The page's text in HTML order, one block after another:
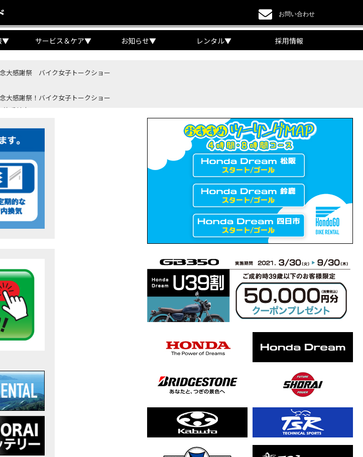
お問い合わせ
▼ サービス＆ケア▼ お知らせ▼ レンタル▼ 採用情報
大感謝祭 バイク女子トークショー
大感謝祭！バイク女子トークショー
約受付中！
な私が初めて性能を実感した【三重県】【Honda DREAM】
TSRを一緒に応援しましょう！
様のバイクで体感試走
思いますか？【ホンダ バイク】【Honda DREAM】【三重県】
ドレース 第47回大会「TSR応援席プレミアムチケット販売開始！」
せる洗車を教えてもらった【プロの裏ワザ】
Twinは女性ライダーでも快適か？四国ツーリング【X-ADVオーナー目線】
るバイクに試乗したんだけどなめてました・・【Rebel 1100 S Edition Dual Clutch Transmission】
ーションをスキップ 検索 作成 6 アバターの画像 三重県を巡る女性ライダーの4日間！ポケふた全制覇ツーリング Honda CB1000F
2026MIE BIKE FES開催 情報2
2026MIE BIKE FES開催 情報１
施中！
2026MIE BIKE FES開催
て乗れなかったあの憧れバイク、ついに乗ります！
県ツーリング！梅本まどかさん、MIISAさんと一日笑った【ポケふた】Honda
まどかさんと三重県ツーリング満喫しました！ポケふた探し第1弾【モトブログ】
】のご紹介！！
ングイベントに参戦したのだが・・
した素直なレビュー【モトブログ】Honda CB
さらなる原因が判明し、修理代が膨れ上がった結果